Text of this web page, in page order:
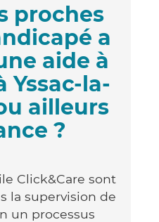
proches
a
aide à
Yssac-la-
ailleurs
?
Click&Care sont
la supervision de
un processus